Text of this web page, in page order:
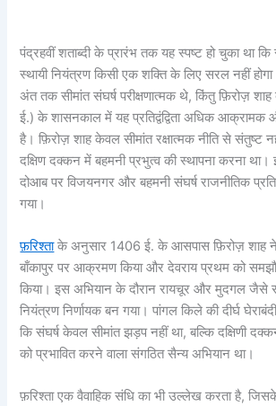
पंद्रहवीं शताब्दी के प्रारंभ तक यह स्पष्ट हो चुका था
स्थायी नियंत्रण किसी एक शक्ति के लिए सरल नहीं
अंत तक सीमांत संघर्ष परीक्षणात्मक थे, किंतु फ़िरोज़
ई.) के शासनकाल में यह प्रतिद्वंद्विता अधिक
है। फ़िरोज़ शाह केवल सीमांत रक्षात्मक नीति से संतुष्ट
दक्षिण दक्कन में बहमनी प्रभुत्व की स्थापना करना था।
दोआब पर विजयनगर और बहमनी संघर्ष राजनीतिक
गया।
फ़रिश्ताके अनुसार 1406 ई. के आसपास फ़िरोज़ शाह ने
बाँकापुर पर आक्रमण किया और देवराय प्रथम को
किया। इस अभियान के दौरान रायचूर और मुदगल जैसे
नियंत्रण निर्णायक बन गया। पांगल किले की दीर्घ
कि संघर्ष केवल सीमांत झड़प नहीं था, बल्कि दक्षिणी
को प्रभावित करने वाला संगठित सैन्य अभियान था।
फ़रिश्ता एक वैवाहिक संधि का भी उल्लेख करता है,